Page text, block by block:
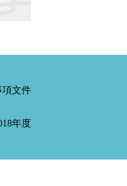
項文件
年度